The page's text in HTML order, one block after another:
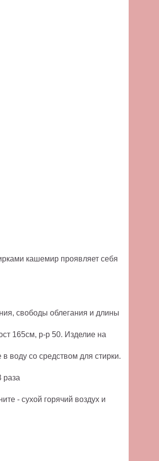
кашемир проявляет себя
свободы облегания и длины
165см, р-р 50. Изделие на
воду со средством для стирки.
раза
- сухой горячий воздух и